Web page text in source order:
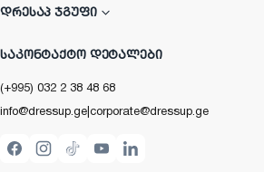
ᲓᲠᲔᲡᲐᲞ ᲯᲒᲣᲤᲘ
ᲡᲐᲙᲝᲜᲢᲐᲥᲢᲝ ᲓᲔᲢᲐᲚᲔᲑᲘ
(+995) 032 2 38 48 68
info@dressup.ge|corporate@dressup.ge